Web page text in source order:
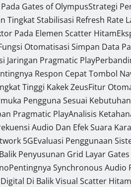
Gates of OlympusStrategi
Tingkat Stabilisasi Refresh Rate
Pada Elemen Scatter Hitam
Otomatisasi Simpan Data
Jaringan Pragmatic Play
Respon Cepat Tombol
Tinggi Kakek ZeusFitur
Pengguna Sesuai
Pragmatic PlayAnalisis
Audio Dan Efek Suara
5GEvaluasi Penggunaan
Penyusunan Grid Layar
Pentingnya Synchronous Audio
Di Balik Visual Scatter Hitam